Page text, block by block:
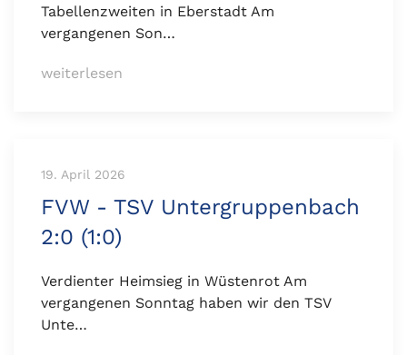
Tabellenzweiten in Eberstadt Am
vergangenen Son…
weiterlesen
19. April 2026
FVW - TSV Untergruppenbach
2:0 (1:0)
Verdienter Heimsieg in Wüstenrot Am
vergangenen Sonntag haben wir den TSV
Unte…